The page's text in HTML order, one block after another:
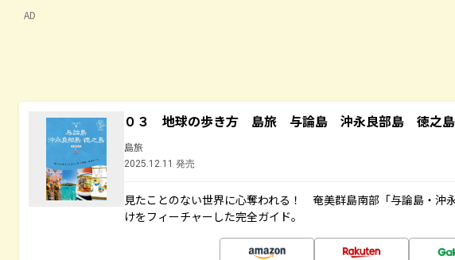
AD
０３ 地球の歩き方 島旅 与論島 沖永良部島 徳之
島旅
2025.12.11 発売
見たことのない世界に心奪われる！ 奄美群島南部「与論島・沖
けをフィーチャーした完全ガイド。